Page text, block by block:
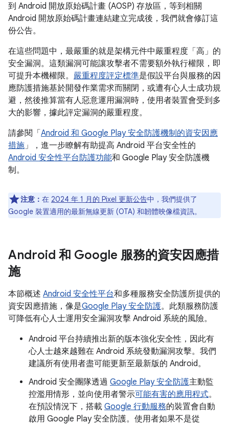
到 Android 開放原始碼計畫 (AOSP) 存放區，等到相關
Android 開放原始碼計畫連結建立完成後，我們就會修訂這
份公告。
在這些問題中，最嚴重的就是架構元件中嚴重程度「高」的
安全漏洞。這類漏洞可能讓攻擊者不需要額外執行權限，即
可提升本機權限。 嚴重程度評定標準是假設平台與服務的因
應防護措施基於開發作業需求而關閉，或遭有心人士成功規
避，然後推算當有人惡意運用漏洞時，使用者裝置會受到多
大的影響，據此評定漏洞的嚴重程度。
請參閱「 Android 和 Google Play 安全防護機制的資安因應
措施」，進一步瞭解有助提高 Android 平台安全性的
Android 安全性平台防護功能和 Google Play 安全防護機
制。
注意： 在 2024 年 1 月的 Pixel 更新公告中，我們提供了
Google 裝置適用的最新無線更新 (OTA) 和韌體映像檔資訊。
Android 和 Google 服務的資安因應措
施
本節概述 Android 安全性平台和多種服務安全防護所提供的
資安因應措施，像是Google Play 安全防護。此類服務防護
可降低有心人士運用安全漏洞攻擊 Android 系統的風險。
Android 平台持續推出新的版本強化安全性，因此有
心人士越來越難在 Android 系統發動漏洞攻擊。我們
建議所有使用者盡可能更新至最新版的 Android。
Android 安全團隊透過 Google Play 安全防護主動監
控濫用情形，並向使用者警示可能有害的應用程式。
在預設情況下，搭載 Google 行動服務的裝置會自動
啟用 Google Play 安全防護。使用者如果不是從